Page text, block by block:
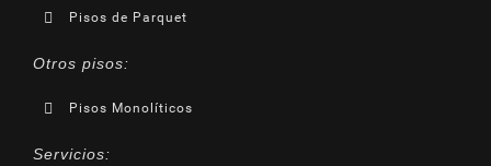
Pisos de Parquet
Otros pisos:
Pisos Monolíticos
Servicios: